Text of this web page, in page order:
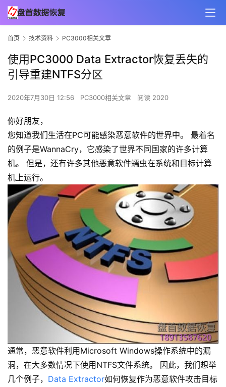
首页 技术资料 PC3000相关文章
使用PC3000 Data Extractor恢复丢失的
引导重建NTFS分区
2020年7月30日 12:56 PC3000相关文章 阅读 2020
你好朋友，
您知道我们生活在PC可能感染恶意软件的世界中。 最着名
的例子是WannaCry，它感染了世界不同国家的许多计算
机。 但是，还有许多其他恶意软件蠕虫在系统和目标计算
机上运行。
通常，恶意软件利用Microsoft Windows操作系统中的漏
洞，在大多数情况下使用NTFS文件系统。 因此，我们想举
几个例子， Data Extractor如何恢复作为恶意软件攻击目标